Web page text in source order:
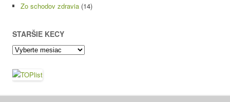
Zo schodov zdravia (14)
STARŠIE KECY
Staršie
kecy